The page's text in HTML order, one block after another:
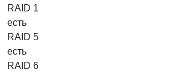
RAID 1
есть
RAID 5
есть
RAID 6